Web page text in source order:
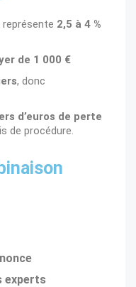
représente 2,5 à 4 %
de 1 000 €
, donc
d’euros de perte
de procédure.
experts